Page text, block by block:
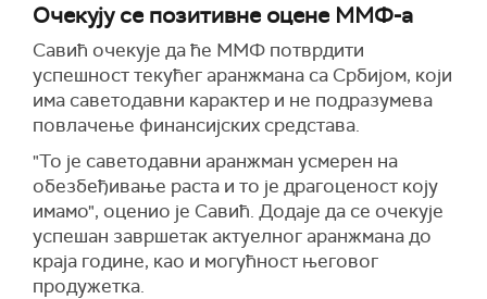
Очекују се позитивне оцене ММФ-а
Савић очекује да ће ММФ потврдити
успешност текућег аранжмана са Србијом, који
има саветодавни карактер и не подразумева
повлачење финансијских средстава.
"То је саветодавни аранжман усмерен на
обезбеђивање раста и то је драгоценост коју
имамо", оценио је Савић. Додаје да се очекује
успешан завршетак актуелног аранжмана до
краја године, као и могућност његовог
продужетка.